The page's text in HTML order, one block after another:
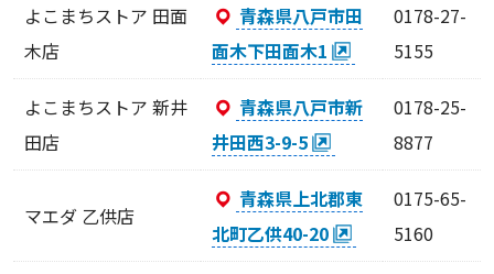
よこまちストア 田面
木店
青森県八戸市田
面木下田面木1
0178-27-
5155
よこまちストア 新井
田店
青森県八戸市新
井田西3-9-5
0178-25-
8877
マエダ 乙供店
青森県上北郡東
北町乙供40-20
0175-65-
5160